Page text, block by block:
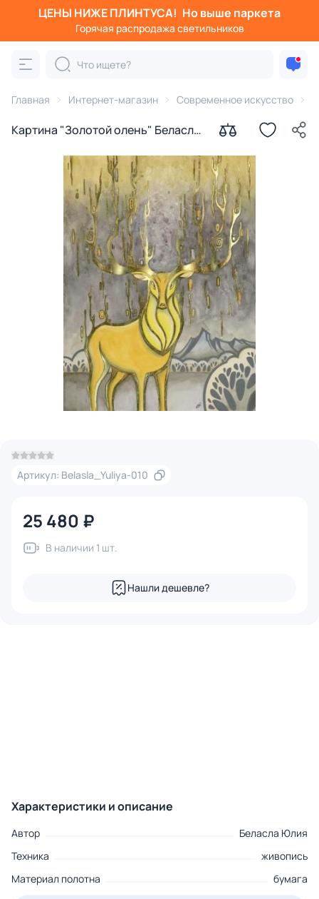
ЦЕНЫ НИЖЕ ПЛИНТУСА! Но выше паркета
Горячая распродажа светильников
Главная Интернет-магазин Современное искусство
Картина "Золотой олень" Беласла
Артикул: Belasla_Yuliya-010
25 480 ₽
В наличии 1 шт.
Нашли дешевле?
Характеристики и описание
Автор
Беласла Юлия
Техника
живопись
Материал полотна
бумага